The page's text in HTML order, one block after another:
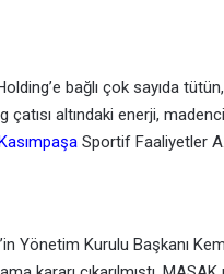
bağlı çok sayıda
çatısı altındaki enerji,
Sportif Faaliyetler
Yönetim Kurulu Başkanı